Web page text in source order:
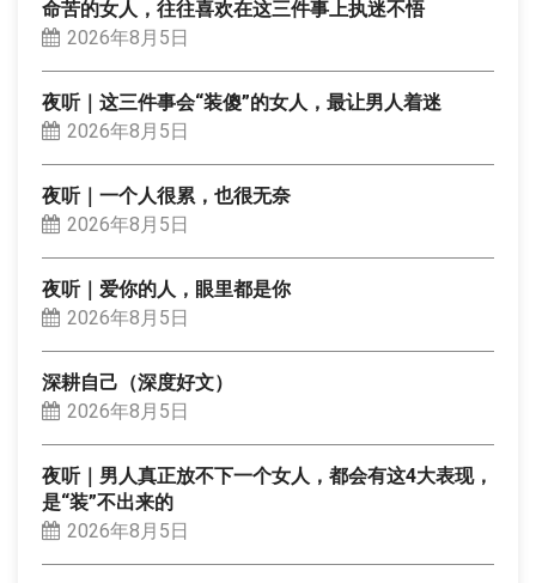
命苦的女人，往往喜欢在这三件事上执迷不悟
2026年8月5日
夜听｜这三件事会“装傻”的女人，最让男人着迷
2026年8月5日
夜听｜一个人很累，也很无奈
2026年8月5日
夜听｜爱你的人，眼里都是你
2026年8月5日
深耕自己（深度好文）
2026年8月5日
夜听｜男人真正放不下一个女人，都会有这4大表现，
是“装”不出来的
2026年8月5日